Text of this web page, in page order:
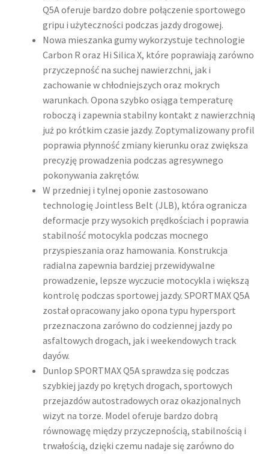
Q5A oferuje bardzo dobre połączenie sportowego
gripu i użyteczności podczas jazdy drogowej.
Nowa mieszanka gumy wykorzystuje technologie
Carbon R oraz Hi Silica X, które poprawiają zarówno
przyczepność na suchej nawierzchni, jak i
zachowanie w chłodniejszych oraz mokrych
warunkach. Opona szybko osiąga temperaturę
roboczą i zapewnia stabilny kontakt z nawierzchnią
już po krótkim czasie jazdy. Zoptymalizowany profil
poprawia płynność zmiany kierunku oraz zwiększa
precyzję prowadzenia podczas agresywnego
pokonywania zakrętów.
W przedniej i tylnej oponie zastosowano
technologię Jointless Belt (JLB), która ogranicza
deformacje przy wysokich prędkościach i poprawia
stabilność motocykla podczas mocnego
przyspieszania oraz hamowania. Konstrukcja
radialna zapewnia bardziej przewidywalne
prowadzenie, lepsze wyczucie motocykla i większą
kontrolę podczas sportowej jazdy. SPORTMAX Q5A
został opracowany jako opona typu hypersport
przeznaczona zarówno do codziennej jazdy po
asfaltowych drogach, jak i weekendowych track
dayów.
Dunlop SPORTMAX Q5A sprawdza się podczas
szybkiej jazdy po krętych drogach, sportowych
przejazdów autostradowych oraz okazjonalnych
wizyt na torze. Model oferuje bardzo dobrą
równowagę między przyczepnością, stabilnością i
trwałością, dzięki czemu nadaje się zarówno do